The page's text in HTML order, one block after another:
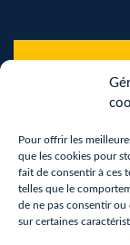
Pour offrir les
que les cookies pour
fait de consentir à ces
telles que le
de ne pas consentir
sur certaines